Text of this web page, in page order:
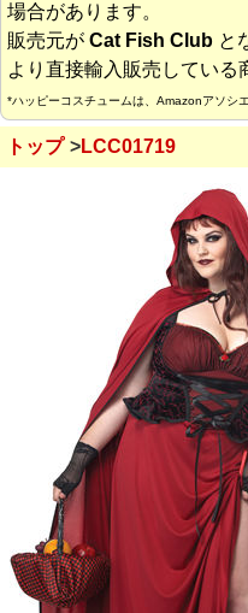
場合があります。
販売元が Cat Fish Club と
より直接輸入販売している
*ハッピーコスチュームは、Amazonアソシ
トップ LCC01719